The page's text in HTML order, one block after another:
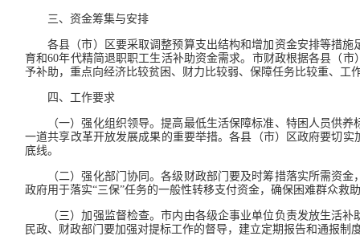
三、资金筹集与安排
各县（市）区要采取调整预算支出结构和增加资金安排等措
育和60年代精简退职职工生活补助资金需求。市财政根据各县（
予补助，重点向经济比较贫困、财力比较弱、保障任务比较重、工
四、工作要求
（一）强化组织领导。提高最低生活保障标准、特困人员供
一道共享改革开放发展成果的重要举措。各县（市）区政府要切
底线。
（二）强化部门协同。各级财政部门要及时筹措落实所需资
政府用于落实“三保”任务的一般性转移支付资金，确保困难群众救
（三）加强监督检查。市内由各级企事业单位负责发放生活
民政、财政部门要加强对提标工作的督导，建立定期报告和通报制